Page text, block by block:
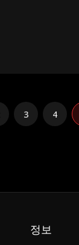
3 4
정보